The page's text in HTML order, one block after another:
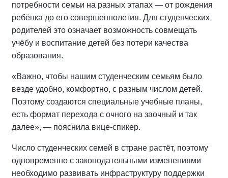
потребности семьи на разных этапах — от рождения
ребёнка до его совершеннолетия. Для студенческих
родителей это означает возможность совмещать
учёбу и воспитание детей без потери качества
образования.
«Важно, чтобы нашим студенческим семьям было
везде удобно, комфортно, с разным числом детей.
Поэтому создаются специальные учебные планы,
есть формат перехода с очного на заочный и так
далее», — пояснила вице-спикер.
Число студенческих семей в стране растёт, поэтому
одновременно с законодательными изменениями
необходимо развивать инфраструктуру поддержки